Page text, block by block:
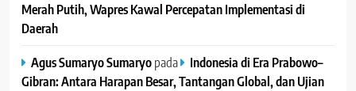
Merah Putih, Wapres Kawal Percepatan Implementasi di
Daerah
Agus Sumaryo Sumaryopada
Indonesia di Era Prabowo–
Gibran: Antara Harapan Besar, Tantangan Global, dan Ujian